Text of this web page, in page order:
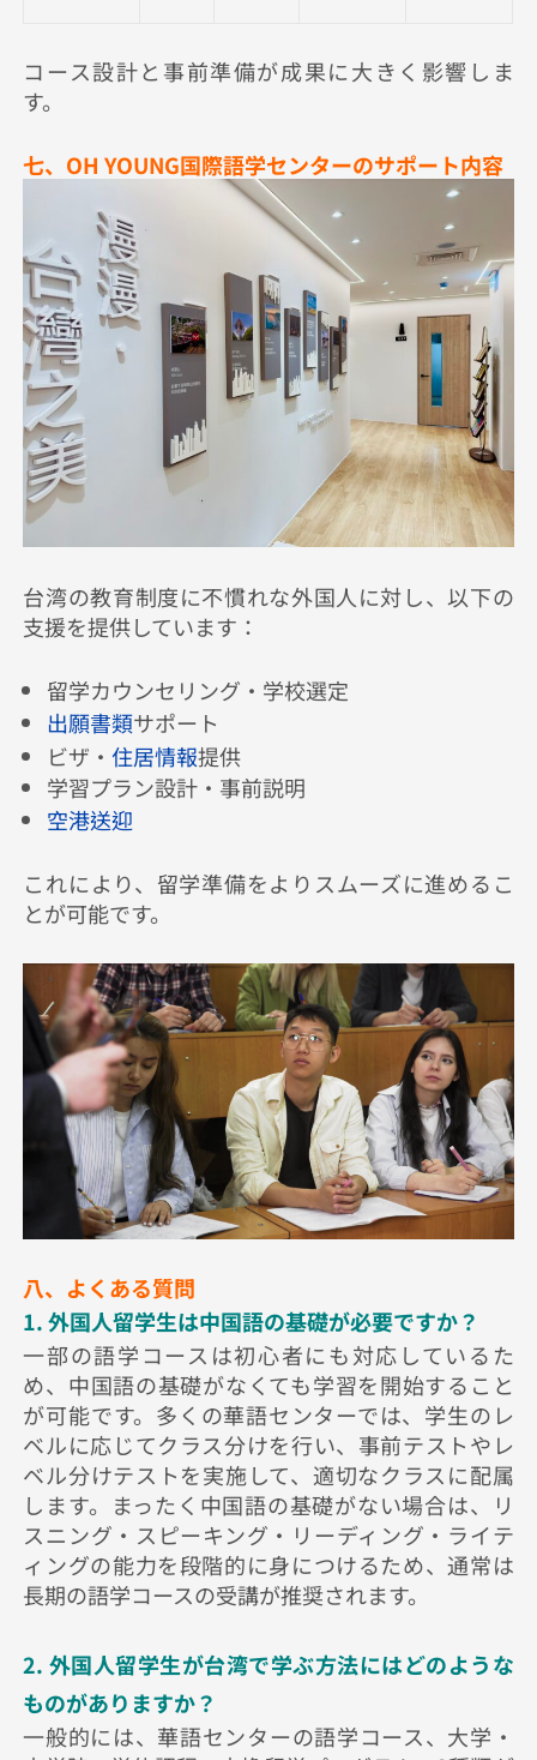
コース設計と事前準備が成果に大きく影響しま
す。
七、OH YOUNG国際語学センターのサポート内容
台湾の教育制度に不慣れな外国人に対し、以下の
支援を提供しています：
留学カウンセリング・学校選定
出願書類サポート
ビザ・住居情報提供
学習プラン設計・事前説明
空港送迎
これにより、留学準備をよりスムーズに進めるこ
とが可能です。
八、よくある質問
1. 外国人留学生は中国語の基礎が必要ですか？
一部の語学コースは初心者にも対応しているた
め、中国語の基礎がなくても学習を開始すること
が可能です。多くの華語センターでは、学生のレ
ベルに応じてクラス分けを行い、事前テストやレ
ベル分けテストを実施して、適切なクラスに配属
します。まったく中国語の基礎がない場合は、リ
スニング・スピーキング・リーディング・ライテ
ィングの能力を段階的に身につけるため、通常は
長期の語学コースの受講が推奨されます。
2. 外国人留学生が台湾で学ぶ方法にはどのような
ものがありますか？
一般的には、華語センターの語学コース、大学・